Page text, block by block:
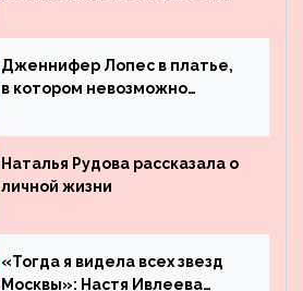
Дженнифер Лопес в платье,
в котором невозможно
Наталья Рудова рассказала о
личной жизни
«Тогда я видела всех звезд
Москвы»: Настя Ивлеева